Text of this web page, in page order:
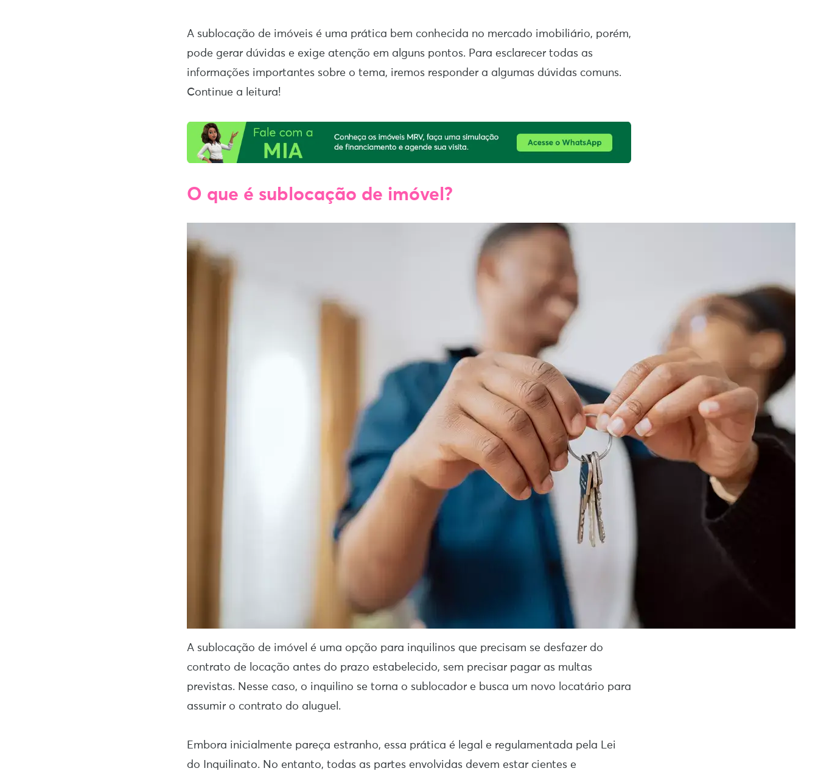
A sublocação de imóveis é uma prática bem conhecida no mercado imobiliário, porém,
pode gerar dúvidas e exige atenção em alguns pontos. Para esclarecer todas as
informações importantes sobre o tema, iremos responder a algumas dúvidas comuns.
Continue a leitura!
O que é sublocação de imóvel?
A sublocação de imóvel é uma opção para inquilinos que precisam se desfazer do
contrato de locação antes do prazo estabelecido, sem precisar pagar as multas
previstas. Nesse caso, o inquilino se torna o sublocador e busca um novo locatário para
assumir o contrato do aluguel.
Embora inicialmente pareça estranho, essa prática é legal e regulamentada pela Lei
do Inquilinato. No entanto, todas as partes envolvidas devem estar cientes e